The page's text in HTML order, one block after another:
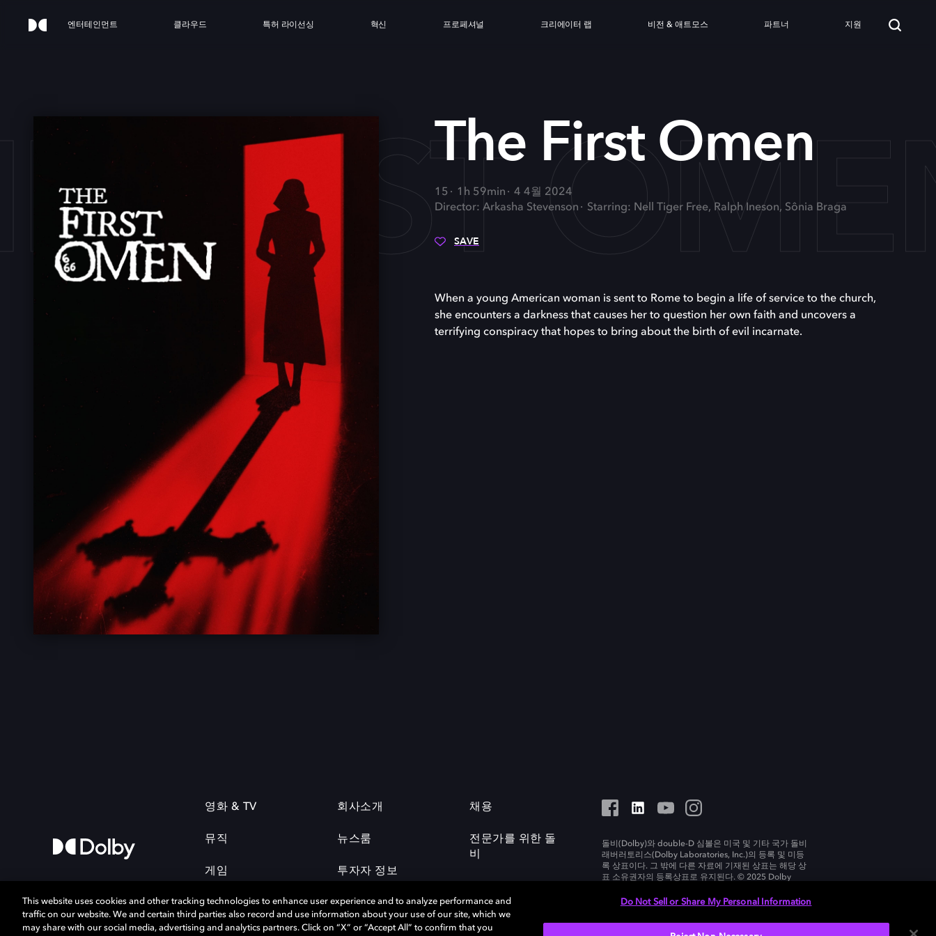
엔터테인먼트 클라우드 특허 라이선싱 혁신 프로페셔널 크리에이터 랩 비전 & 애트모스 파트너 지원
FIRSTThe First Omen
15 1h 59min
4 4월 2024
Director: Arkasha Stevenson
Starring: Nell Tiger Free, Ralph Ineson, Sônia Braga
SAVE
When a young American woman is sent to Rome to begin a life of service to the church,
she encounters a darkness that causes her to question her own faith and uncovers a
terrifying conspiracy that hopes to bring about the birth of evil incarnate.
영화 & TV
뮤직
게임
회사소개
뉴스룸
투자자 정보
채용
전문가를 위한 돌
비
돌비(Dolby)와 double-D 심볼은 미국 및 기타 국가 돌비
래버러토리스(Dolby Laboratories, Inc.)의 등록 및 미등
록 상표이다. 그 밖에 다른 자료에 기재된 상표는 해당 상
표 소유권자의 등록상표로 유지된다. © 2025 Dolby
This website uses cookies and other tracking technologies to enhance user experience and to analyze performance and
traffic on our website. We and certain third parties also record and use information about your use of our site, which we
may share with our social media, advertising and analytics partners. Click on “X” or “Accept All” to confirm that you
Do Not Sell or Share My Personal Information